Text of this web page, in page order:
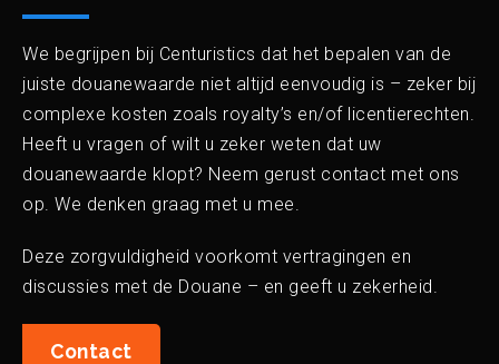
We begrijpen bij Centuristics dat het bepalen van de
juiste douanewaarde niet altijd eenvoudig is – zeker bij
complexe kosten zoals royalty’s en/of licentierechten.
Heeft u vragen of wilt u zeker weten dat uw
douanewaarde klopt? Neem gerust contact met ons
op. We denken graag met u mee.
Deze zorgvuldigheid voorkomt vertragingen en
discussies met de Douane – en geeft u zekerheid.
Contact